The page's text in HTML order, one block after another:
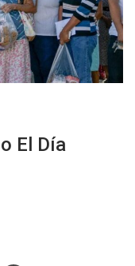
El Día